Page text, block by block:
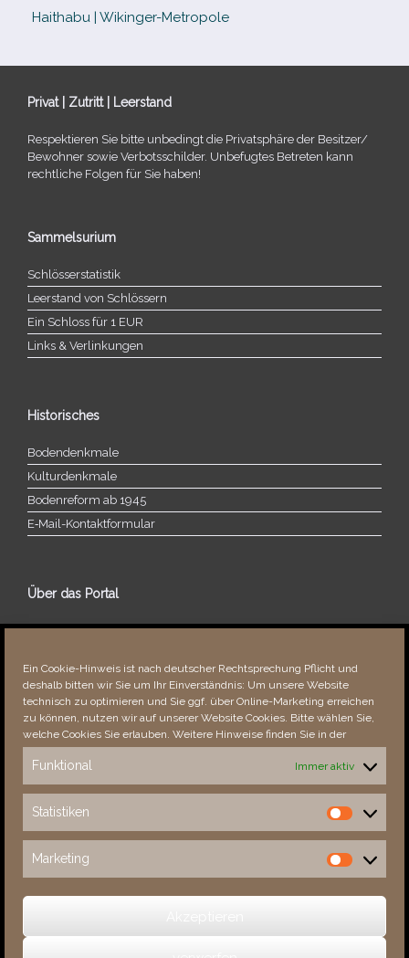
Ein Cookie-Hinweis ist nach deutscher Rechtsprechung Pflicht und
deshalb bitten wir Sie um Ihr Einverständnis: Um unsere Website
technisch zu optimieren und Sie ggf. über Online-Marketing erreichen
zu können, nutzen wir auf unserer Website Cookies. Bitte wählen Sie,
welche Cookies Sie erlauben. Weitere Hinweise finden Sie in der
Funktional Immer aktiv
Statistiken
Statistiken
Marketing
Marketing
Haithabu | Wikinger-Metropole
Privat | Zutritt | Leerstand
Respektieren Sie bitte unbe­dingt die Privatsphäre der Besitzer/​
Bewohner sowie Verbotsschilder. Unbefugtes Betreten kann
recht­li­che Folgen für Sie haben!
Sammelsurium
Schlösserstatistik
Leerstand von Schlössern
Ein Schloss für 1 EUR
Links & Verlinkungen
Historisches
Bodendenkmale
Kulturdenkmale
Bodenreform ab 1945
E‑Mail-​​Kontaktformular
Über das Portal
Über dieses Portal
Fehler bemerkt?
Besucher seit 08/​2021
This Week
32957